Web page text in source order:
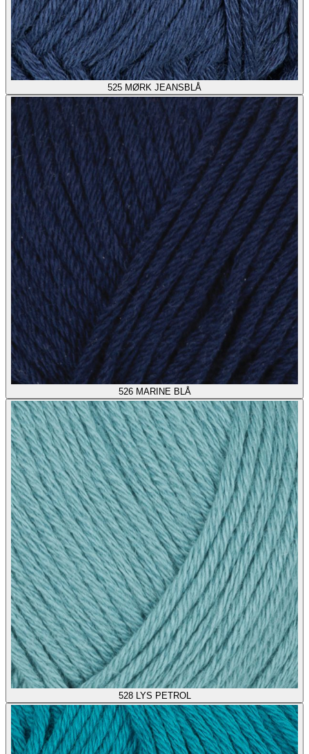
525 MØRK JEANSBLÅ
526 MARINE BLÅ
528 LYS PETROL